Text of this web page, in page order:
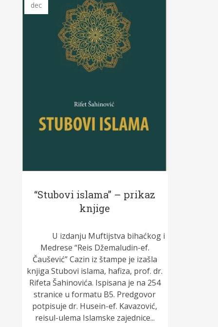
dec
“Stubovi islama” – prikaz
knjige
U izdanju Muftijstva bihaćkog i
Medrese “Reis Džemaludin-ef.
Čaušević” Cazin iz štampe je izašla
knjiga Stubovi islama, hafiza, prof. dr.
Rifeta Šahinovića. Ispisana je na 254
stranice u formatu B5. Predgovor
potpisuje dr. Husein-ef. Kavazović,
reisul-ulema Islamske zajednice...